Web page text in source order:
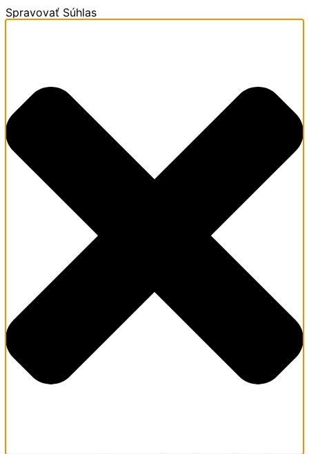
Spravovať Súhlas